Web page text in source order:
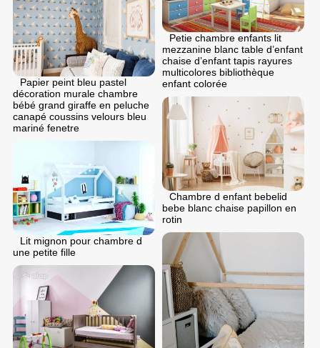
Petie chambre enfants lit
mezzanine blanc table d’enfant
chaise d’enfant tapis rayures
multicolores bibliothèque
enfant colorée
Papier peint bleu pastel
décoration murale chambre
bébé grand giraffe en peluche
canapé coussins velours bleu
mariné fenetre
Chambre d enfant bebelid
bebe blanc chaise papillon en
rotin
Lit mignon pour chambre d
une petite fille